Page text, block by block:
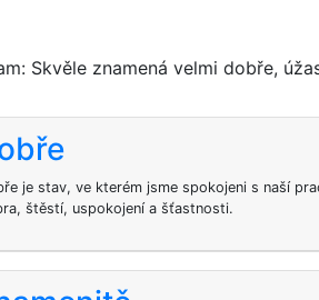
Skvěle znamená velmi dobře,
je stav, ve kterém jsme spokojeni s naší
štěstí, uspokojení a šťastnosti.